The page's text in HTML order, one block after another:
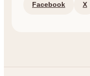
Facebook X